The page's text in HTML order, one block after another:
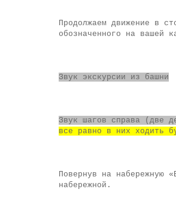
Продолжаем движение в
обозначенного на вашей
Звук экскурсии из башни
Звук шагов справа (две
все равно в них ходить
Повернув на набережную
набережной.